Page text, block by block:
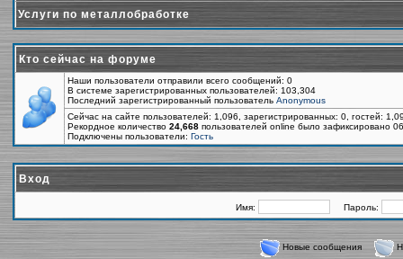
Услуги по металлобработке
Кто сейчас на форуме
Наши пользователи отправили всего сообщений: 0
В системе зарегистрированных пользователей: 103,304
Последний зарегистрированный пользователь Anonymous
Сейчас на сайте пользователей: 1,096, зарегистрированных: 0, гостей:
Рекордное количество 24,668 пользователей online было зафиксировано
Подключены пользователи: Гость
Вход
Имя: Пароль:
Новые сообщения